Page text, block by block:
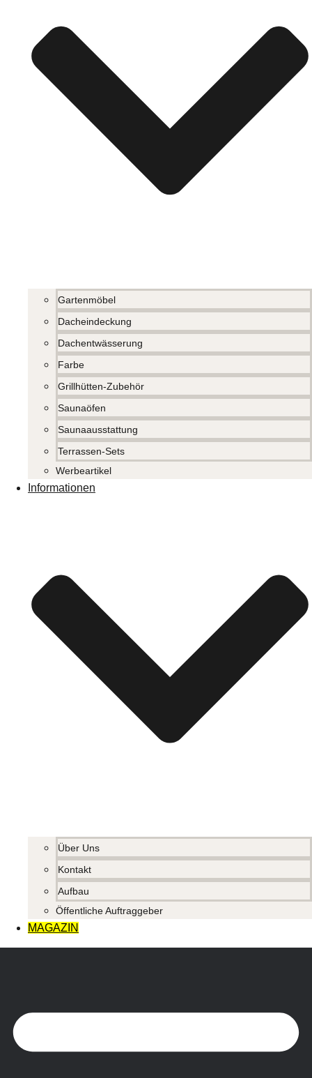
Gartenmöbel
Dacheindeckung
Dachentwässerung
Farbe
Grillhütten-Zubehör
Saunaöfen
Saunaausstattung
Terrassen-Sets
Werbeartikel
Informationen
Über Uns
Kontakt
Aufbau
Öffentliche Auftraggeber
MAGAZIN